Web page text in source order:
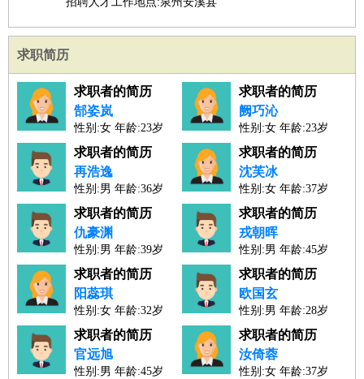
求职简历
求职者的简历
郜姿岚
性别:女 年龄:23岁
人才工作经验：1年
求职者的简历
阙巧沁
性别:女 年龄:23岁
人才工作经验：0年
求职者的简历
再浩逸
性别:男 年龄:36岁
人才工作经验：12年
求职者的简历
沈芙冰
性别:女 年龄:37岁
人才工作经验：15年
求职者的简历
仇豪渊
性别:男 年龄:39岁
人才工作经验：16年
求职者的简历
戎朝晖
性别:男 年龄:45岁
人才工作经验：21年
求职者的简历
阳蕊琪
性别:女 年龄:32岁
人才工作经验：9年
求职者的简历
欧国玄
性别:男 年龄:28岁
人才工作经验：5年
求职者的简历
官远旭
性别:男 年龄:45岁
求职者的简历
汝倚蓉
性别:女 年龄:37岁